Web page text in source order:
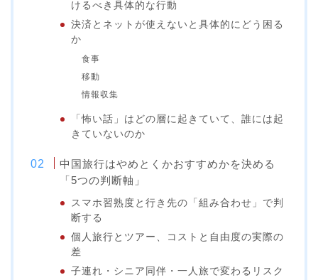
けるべき具体的な行動
決済とネットが使えないと具体的にどう困る
か
食事
移動
情報収集
「怖い話」はどの層に起きていて、誰には起
きていないのか
中国旅行はやめとくかおすすめかを決める
「5つの判断軸」
スマホ習熟度と行き先の「組み合わせ」で判
断する
個人旅行とツアー、コストと自由度の実際の
差
子連れ・シニア同伴・一人旅で変わるリスク